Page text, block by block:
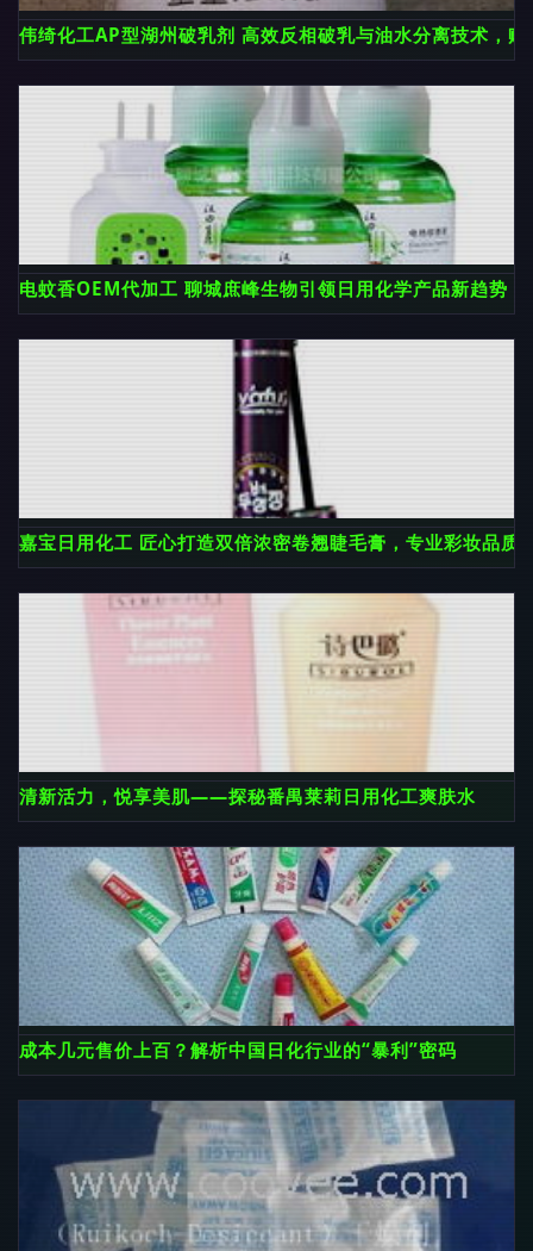
伟绮化工AP型湖州破乳剂 高效反相破乳与油水分离技术，
电蚊香OEM代加工 聊城庶峰生物引领日用化学产品新趋势
嘉宝日用化工 匠心打造双倍浓密卷翘睫毛膏，专业彩妆品质
清新活力，悦享美肌——探秘番禺莱莉日用化工爽肤水
成本几元售价上百？解析中国日化行业的“暴利”密码